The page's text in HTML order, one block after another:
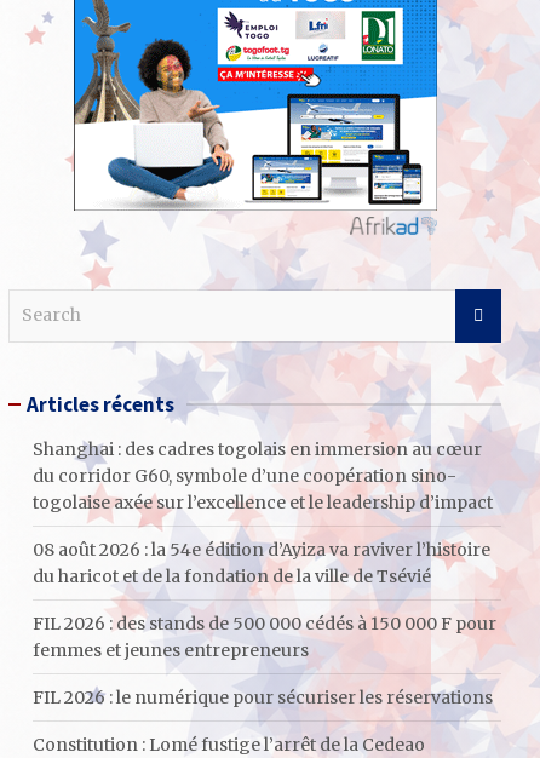
c Articles récents
Shanghai : des cadres togolais en immersion au cœur
du corridor G60, symbole d’une coopération sino-
togolaise axée sur l’excellence et le leadership d’impact
08 août 2026 : la 54e édition d’Ayiza va raviver l’histoire
du haricot et de la fondation de la ville de Tsévié
FIL 2026 : des stands de 500 000 cédés à 150 000 F pour
femmes et jeunes entrepreneurs
FIL 2026 : le numérique pour sécuriser les réservations
Constitution : Lomé fustige l’arrêt de la Cedeao